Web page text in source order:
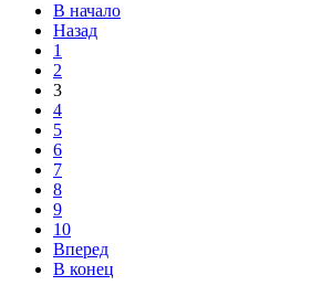
В начало
Назад
1
2
3
4
5
6
7
8
9
10
Вперед
В конец